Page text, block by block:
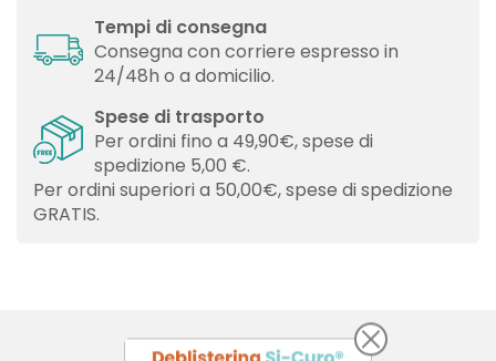
Crea lista dei desideri
Accedi
Tempi di consegna
Consegna con corriere espresso in
24/48h o a domicilio.
Spese di trasporto
Per ordini fino a 49,90€, spese di
spedizione 5,00 €.
Per ordini superiori a 50,00€, spese di spedizione
GRATIS.